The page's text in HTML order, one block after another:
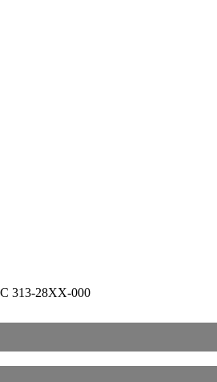
313-28XX-000